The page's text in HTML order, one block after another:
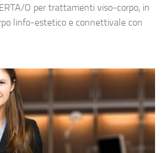
O per trattamenti viso-corpo, in
linfo-estetico e connettivale con